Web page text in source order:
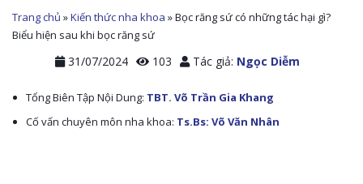
Trang chủ »Kiến thức nha khoa »Bọc răng sứ có những tác hại gì?
Biểu hiện sau khi bọc răng sứ
31/07/2024 103 Tác giả: Ngọc Diễm
Tổng Biên Tập Nội Dung: TBT. Võ Trần Gia Khang
Cố vấn chuyên môn nha khoa: Ts.Bs: Võ Văn Nhân